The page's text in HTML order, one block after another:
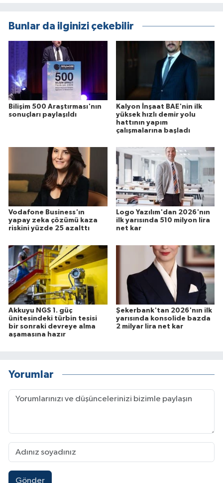
Bunlar da ilginizi çekebilir
Bilişim 500 Araştırması'nın
sonuçları paylaşıldı
Kalyon İnşaat BAE'nin ilk
yüksek hızlı demir yolu
hattının yapım
çalışmalarına başladı
Vodafone Business'ın
yapay zeka çözümü kaza
riskini yüzde 25 azalttı
Logo Yazılım'dan 2026'nın
ilk yarısında 510 milyon lira
net kar
Akkuyu NGS 1. güç
ünitesindeki türbin tesisi
bir sonraki devreye alma
aşamasına hazır
Şekerbank'tan 2026'nın ilk
yarısında konsolide bazda
2 milyar lira net kar
Yorumlar
Gönder